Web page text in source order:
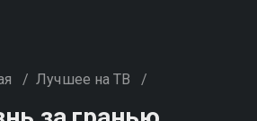
/ Лучшее на ТВ /